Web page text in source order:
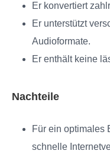
Er konvertiert
Er unterstützt
Audioformate.
Er enthält keine
Nachteile
Für ein optimales
schnelle